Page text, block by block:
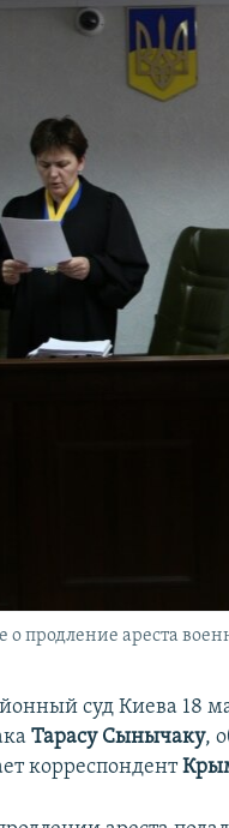
продление ареста
суд Киева 18
Тарасу Сынычаку,
корреспондент